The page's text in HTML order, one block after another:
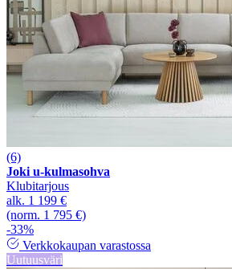
(6)
Joki u-kulmasohva
Klubitarjous
alk. 1 199 €
(norm. 1 795 €)
-33%
Verkkokaupan varastossa
Uutuusväri